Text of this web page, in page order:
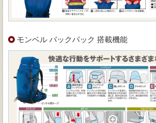
モンベル バックパック 搭載機能